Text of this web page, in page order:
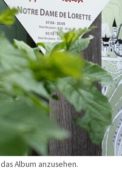
Album anzusehen.